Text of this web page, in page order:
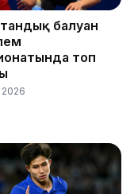
балуан
топ
2026